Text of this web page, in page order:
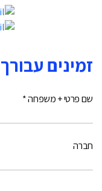
זמינים
שם פרטי + משפחה *
חברה